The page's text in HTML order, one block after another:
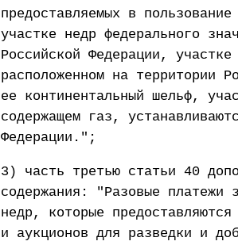
предоставляемых в
участке недр федерального
Российской Федерации,
расположенном на территории
ее континентальный шельф,
содержащем газ,
Федерации.";
3) часть третью статьи 40
содержания: "Разовые платежи
недр, которые
и аукционов для разведки и